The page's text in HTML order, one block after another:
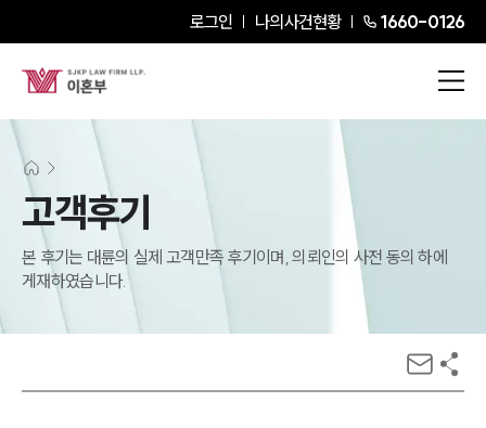
로그인 나의사건현황 1660-0126
고객후기
본 후기는 대륜의 실제 고객만족 후기이며, 의뢰인의 사전 동의 하에
게재하였습니다.